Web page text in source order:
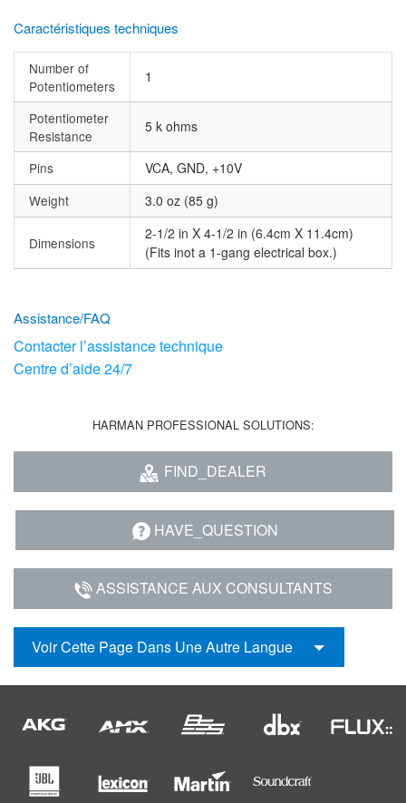
Caractéristiques techniques
Number of
Potentiometers
1
Potentiometer
Resistance
5 k ohms
Pins
VCA, GND, +10V
Weight
3.0 oz (85 g)
Dimensions
2-1/2 in X 4-1/2 in (6.4cm X 11.4cm)
(Fits inot a 1-gang electrical box.)
Assistance/FAQ
Contacter l’assistance technique
Centre d’aide 24/7
HARMAN PROFESSIONAL SOLUTIONS:
FIND_DEALER
HAVE_QUESTION
ASSISTANCE AUX CONSULTANTS
Voir Cette Page Dans Une Autre Langue